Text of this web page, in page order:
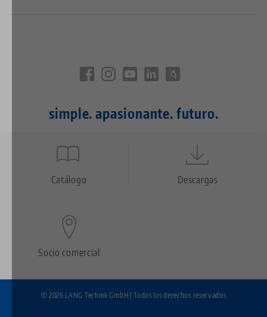
simple. apasionante. futuro.
Quicklinks
FooterCatálogo Descargas
Socio comercial
© 2026 LANG Technik GmbH | Todos los derechos reservados